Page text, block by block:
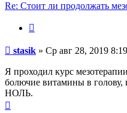
Re: Стоит ли продолжать
Сообщение
stasik » Ср авг 28, 2019
Я проходил курс
болючие витамины в голову,
НОЛЬ.